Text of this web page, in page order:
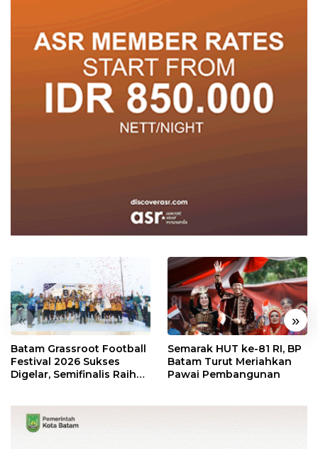
« »
Batam Grassroot Football
Festival 2026 Sukses
Digelar, Semifinalis Raih
Semarak HUT ke-81 RI, BP
Batam Turut Meriahkan
Pawai Pembangunan